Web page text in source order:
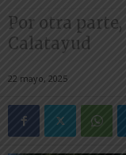
Por otra
Calatayud
22 mayo, 2025